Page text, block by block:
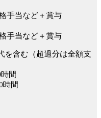
手当など＋賞与
手当など＋賞与
を含む（超過分は全額支
間
時間